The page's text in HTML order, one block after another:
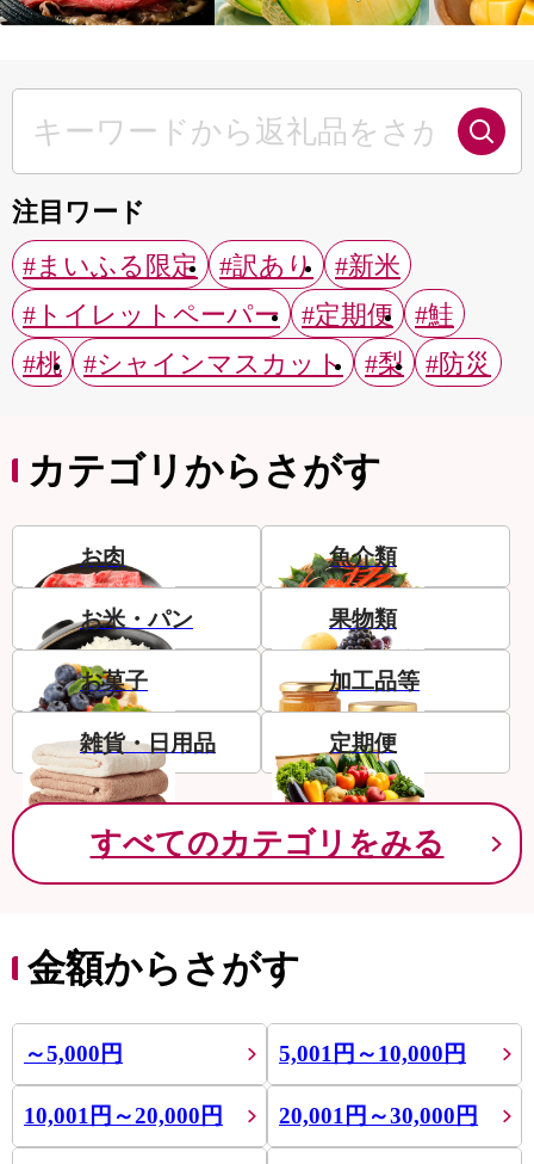
注目ワード
#まいふる限定
#訳あり
#新米
#トイレットペーパー
#定期便
#鮭
#桃
#シャインマスカット #梨 #防災
カテゴリからさがす
お肉 魚介類
お米・パン 果物類
お菓子 加工品等
雑貨・日用品 定期便
すべてのカテゴリをみる
金額からさがす
～5,000円 5,001円～10,000円
10,001円～20,000円 20,001円～30,000円